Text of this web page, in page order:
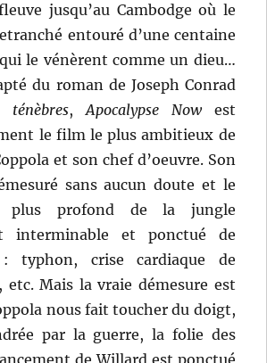
jusqu’au Cambodge où le
entouré d’une centaine
le vénèrent comme un dieu…
du roman de Joseph Conrad
,Apocalypse Nowest
le film le plus ambitieux de
et son chef d’oeuvre. Son
sans aucun doute et le
plus profond de la jungle
interminable et ponctué de
: typhon, crise cardiaque de
etc. Mais la vraie démesure est
nous fait toucher du doigt,
par la guerre, la folie des
de Willard est ponctué